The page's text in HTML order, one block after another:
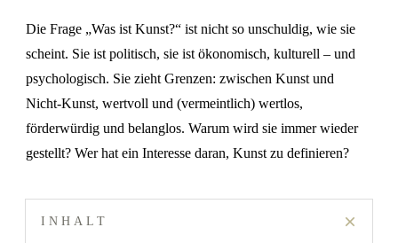
Die Frage „Was ist Kunst?“ ist nicht so unschuldig, wie sie
scheint. Sie ist politisch, sie ist ökonomisch, kulturell – und
psychologisch. Sie zieht Grenzen: zwischen Kunst und
Nicht-Kunst, wertvoll und (vermeintlich) wertlos,
förderwürdig und belanglos. Warum wird sie immer wieder
gestellt? Wer hat ein Interesse daran, Kunst zu definieren?
INHALT